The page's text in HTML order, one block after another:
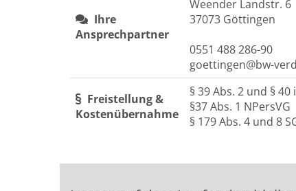
Ihre
Ansprechpartner
Weender Landstr. 6
37073 Göttingen
0551 488 286-90
goettingen@bw-
Freistellung &
Kostenübernahme
§ 39 Abs. 2 und §
§37 Abs. 1 NPersVG
§ 179 Abs. 4 und 8